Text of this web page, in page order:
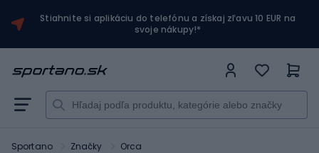
Stiahnite si aplikáciu do telefónu a získaj zľavu 10 EUR na
svoje nákupy!*
Sportano Značky Orca